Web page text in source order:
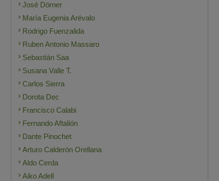
José Dörner
María Eugenia Arévalo
Rodrigo Fuenzalida
Ruben Antonio Massaro
Sebastián Saa
Susana Valle T.
Carlos Sierra
Dorota Dec
Francisco Calabi
Fernando Aftalión
Dante Pinochet
Arturo Calderón Orellana
Aldo Cerda
Aiko Adell